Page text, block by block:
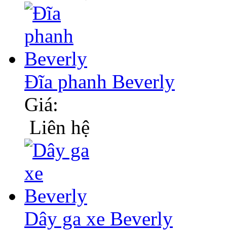
Đĩa phanh Beverly
Giá:
Liên hệ
Dây ga xe Beverly